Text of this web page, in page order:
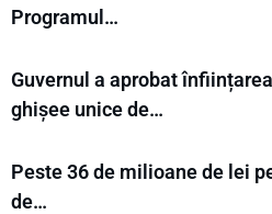
Programul…
Guvernul a aprobat
ghișee unice de…
Peste 36 de milioane de lei
de…